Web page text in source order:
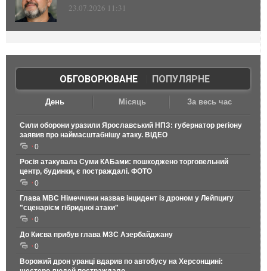
23.07.2026 11:31
ОБГОВОРЮВАНЕ| ПОПУЛЯРНЕ
День Місяць За весь час
Сили оборони уразили Ярославський НПЗ: губернатор регіону
заявив про наймасштабнішу атаку. ВІДЕО
0
Росія атакувала Суми КАБами: пошкоджено торговельний
центр, будинки, є постраждалі. ФОТО
0
Глава МВС Німеччини назвав інцидент із дроном у Лейпцигу
"сценарієм гібридної атаки"
0
До Києва прибув глава МЗС Азербайджану
0
Ворожий дрон уранці вдарив по автобусу на Херсонщині: